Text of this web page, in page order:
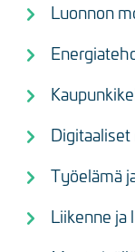
Luonnon
Työelämä
Liikenne ja